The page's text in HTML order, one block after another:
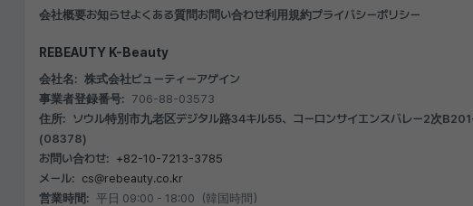
会社概要お知らせよくある質問 お問い合わせ利用規約プライバシーポリシー
REBEAUTY K-Beauty
会社名: 株式会社ビューティーアゲイン
事業者登録番号: 706-88-03573
住所: ソウル特別市九老区デジタル路34キル55、コーロンサイエンスバレー2次
(08378)
お問い合わせ: +82-10-7213-3785
メール: cs@rebeauty.co.kr
営業時間: 平日 09:00 - 18:00（韓国時間）